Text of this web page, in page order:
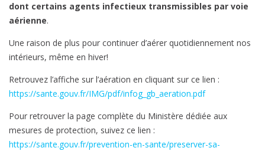
dont certains agents infectieux transmissibles par voie
aérienne.
Une raison de plus pour continuer d’aérer quotidiennement nos
intérieurs, même en hiver!
Retrouvez l’affiche sur l’aération en cliquant sur ce lien :
https://sante.gouv.fr/IMG/pdf/infog_gb_aeration.pdf
Pour retrouver la page complète du Ministère dédiée aux
mesures de protection, suivez ce lien :
https://sante.gouv.fr/prevention-en-sante/preserver-sa-